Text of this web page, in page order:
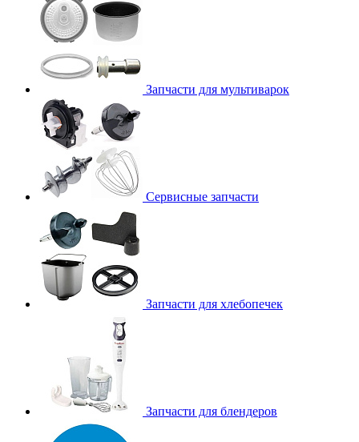
Запчасти для мультиварок
Сервисные запчасти
Запчасти для хлебопечек
Запчасти для блендеров